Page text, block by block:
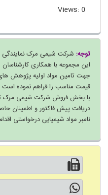
Views: 0
توجه: شرکت شیمی مرک نمایندگی
این مجموعه با همکاری
جهت تامین مواد اولیه پژوهش های
قیمت مناسب را فراهم نموده
با بخش فروش شرکت شیمی مرک
نامبر مواد شیمیایی درخواستی